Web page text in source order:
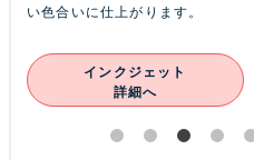
い色合いに仕上がります。
インクジェット
詳細へ